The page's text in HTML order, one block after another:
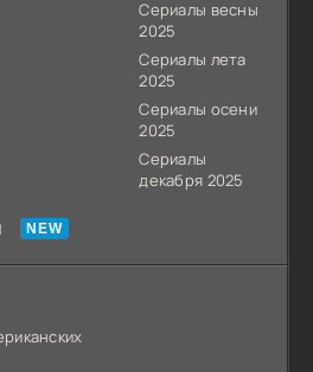
Сериалы весны
2025
Сериалы лета
2025
Сериалы осени
2025
Сериалы
декабря 2025